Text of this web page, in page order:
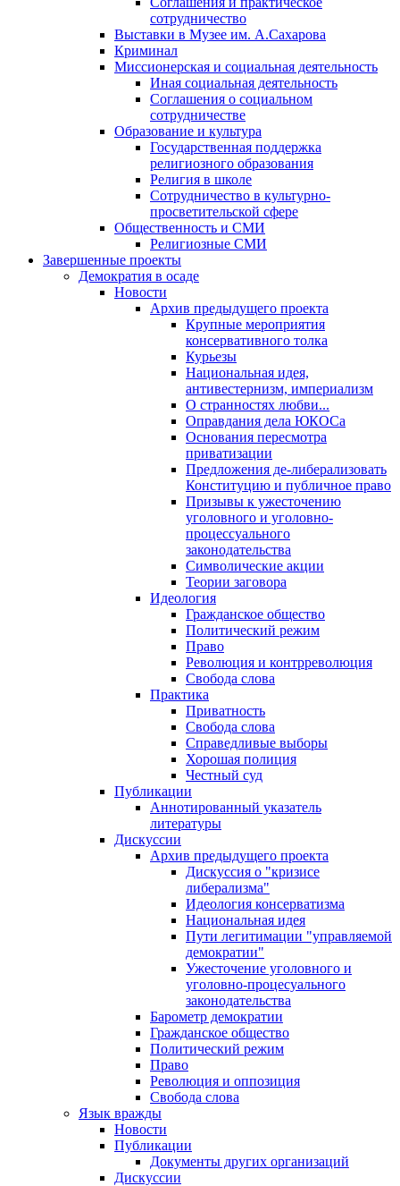
сотрудничество
Выставки в Музее им. А.Сахарова
Криминал
Миссионерская и социальная деятельность
Иная социальная деятельность
Соглашения о социальном
сотрудничестве
Образование и культура
Государственная поддержка
религиозного образования
Религия в школе
Сотрудничество в культурно-
просветительской сфере
Общественность и СМИ
Религиозные СМИ
Завершенные проекты
Демократия в осаде
Новости
Архив предыдущего проекта
Крупные мероприятия
консервативного толка
Курьезы
Национальная идея,
антивестернизм, империализм
О странностях любви...
Оправдания дела ЮКОСа
Основания пересмотра
приватизации
Предложения де-либерализовать
Конституцию и публичное право
Призывы к ужесточению
уголовного и уголовно-
процессуального
законодательства
Символические акции
Теории заговора
Идеология
Гражданское общество
Политический режим
Право
Революция и контрреволюция
Свобода слова
Практика
Приватность
Свобода слова
Справедливые выборы
Хорошая полиция
Честный суд
Публикации
Аннотированный указатель
литературы
Дискуссии
Архив предыдущего проекта
Дискуссия о "кризисе
либерализма"
Идеология консерватизма
Национальная идея
Пути легитимации "управляемой
демократии"
Ужесточение уголовного и
уголовно-процесуального
законодательства
Барометр демократии
Гражданское общество
Политический режим
Право
Революция и оппозиция
Свобода слова
Язык вражды
Новости
Публикации
Документы других организаций
Дискуссии